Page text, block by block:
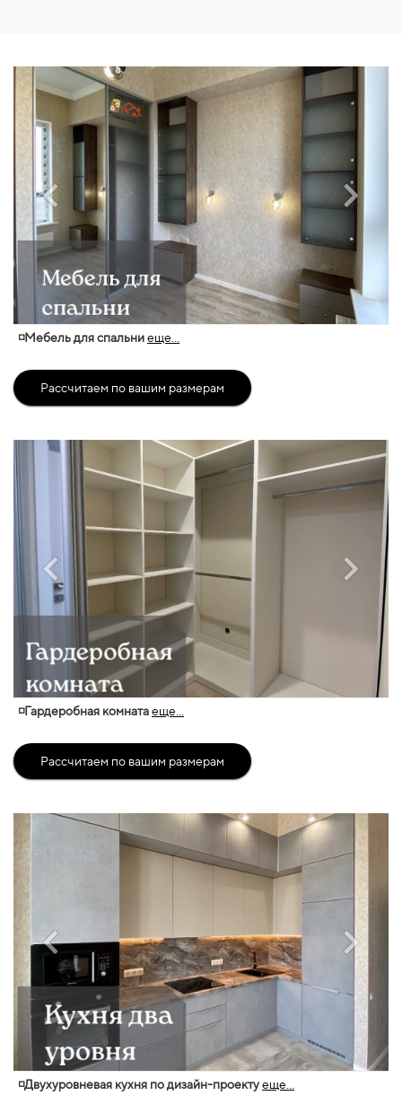
◽Мебель для спальниеще...
Рассчитаем по вашим размерам
◽Гардеробная комнатаеще...
Рассчитаем по вашим размерам
◽Двухуровневая кухня по дизайн-проектуеще...